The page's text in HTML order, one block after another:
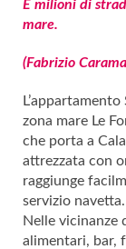
E milioni di
mare.
(Fabrizio
L’appartamento
zona mare Le
che porta a
attrezzata con
raggiunge
servizio
Nelle vicinanze
alimentari, bar,